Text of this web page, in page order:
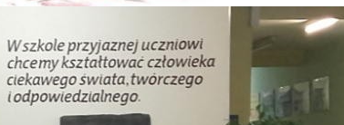
INTEGRACYJNYMI IM. MARII